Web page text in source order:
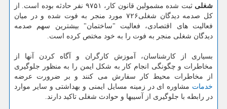
شغلی
ثبت شده مشمولین قانون کار، ۹۷۵۱ نفر حادثه بوده است. از
کل صدمه دیدگان شغلی۷۲۶ مورد منجر به فوت شده و در میان
فعالیت های اقتصادی، فعالیت "ساختمان" بیشترین سهم صدمه
دیدگان شغلی منجر به فوت را به خود مختص کرده است.
بسیاری از کارشناسان، آموزش کارگران و آگاه کردن آنها از
مخاطرات و چگونگی انجام کار به شکل ایمن را به منظور جلوگیری
از مخاطرات محیط کار سفارش می کنند و بر ضرورت عرضه
خدمات مشاوره ای در زمینه مسایل ایمنی و بهداشتی و سایر موارد
در رابطه با جلوگیری از آسیبها و حوادث شغلی تاکید دارند.